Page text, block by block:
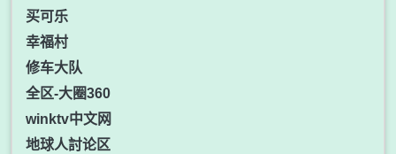
买可乐
幸福村
修车大队
全区-大圈360
winktv中文网
地球人討论区